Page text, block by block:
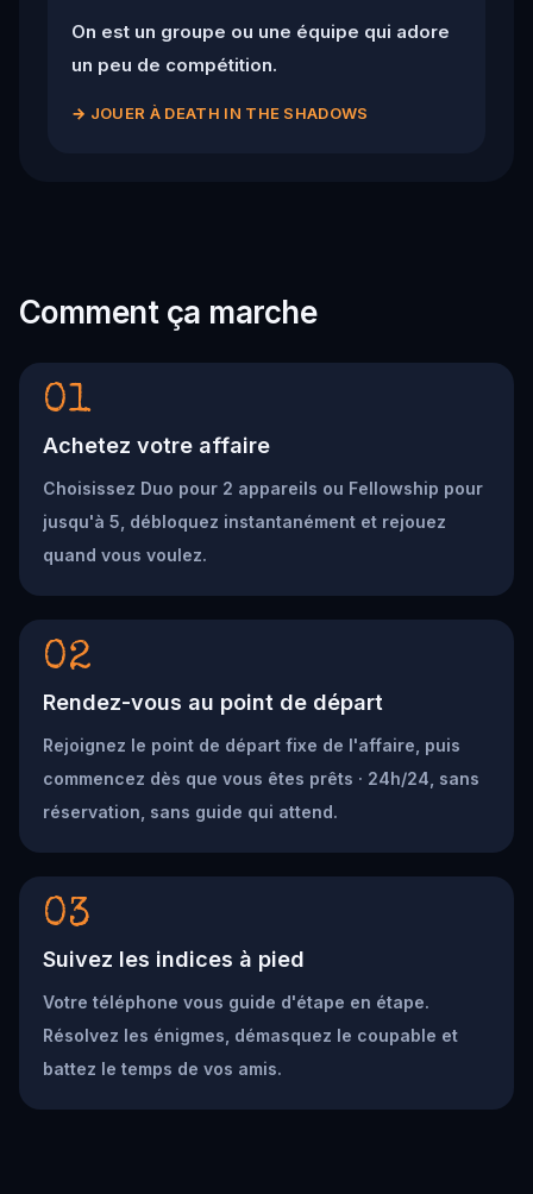
On est un groupe ou une équipe qui adore
un peu de compétition.
→ JOUER À DEATH IN THE SHADOWS
Comment ça marche
01
Achetez votre affaire
Choisissez Duo pour 2 appareils ou Fellowship pour
jusqu'à 5, débloquez instantanément et rejouez
quand vous voulez.
02
Rendez-vous au point de départ
Rejoignez le point de départ fixe de l'affaire, puis
commencez dès que vous êtes prêts · 24h/24, sans
réservation, sans guide qui attend.
03
Suivez les indices à pied
Votre téléphone vous guide d'étape en étape.
Résolvez les énigmes, démasquez le coupable et
battez le temps de vos amis.